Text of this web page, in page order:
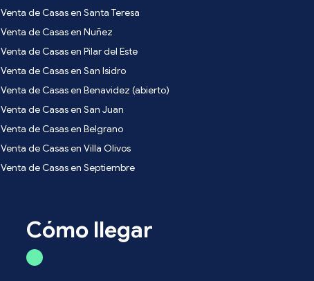
Venta de Casas en Santa Teresa
Venta de Casas en Nuñez
Venta de Casas en Pilar del Este
Venta de Casas en San Isidro
Venta de Casas en Benavidez (abierto)
Venta de Casas en San Juan
Venta de Casas en Belgrano
Venta de Casas en Villa Olivos
Venta de Casas en Septiembre
Cómo llegar